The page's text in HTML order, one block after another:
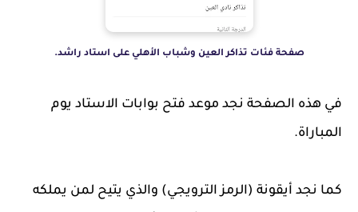
صفحة فئات تذاكر العين وشباب الأهلي على استاد راشد.
في هذه الصفحة نجد موعد فتح بوابات الاستاد يوم
المباراة.
كما نجد أيقونة (الرمز الترويجي) والذي يتيح لمن يملكه